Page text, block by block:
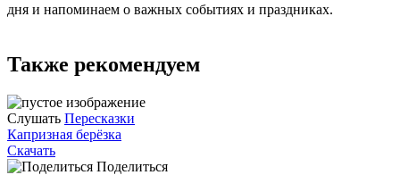
дня и напоминаем о важных событиях и праздниках.
Также рекомендуем
Слушать Пересказки
Капризная берёзка
Скачать
Поделиться